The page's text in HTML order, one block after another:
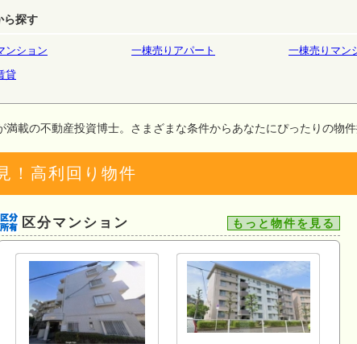
ら探す
ンション 一棟売りアパート 一棟売りマン
貸
満載の不動産投資博士。さまざまな条件からあなたにぴったりの物
！高利回り物件
区分マンション もっと物件を見る